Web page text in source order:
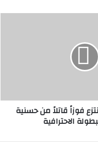
فوزاً قاتلاً من حسنية
الاحترافية